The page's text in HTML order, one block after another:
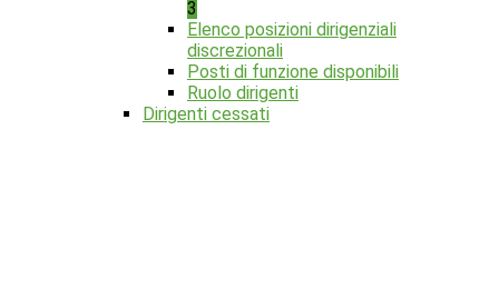
3
Elenco posizioni dirigenziali
discrezionali
Posti di funzione disponibili
Ruolo dirigenti
Dirigenti cessati